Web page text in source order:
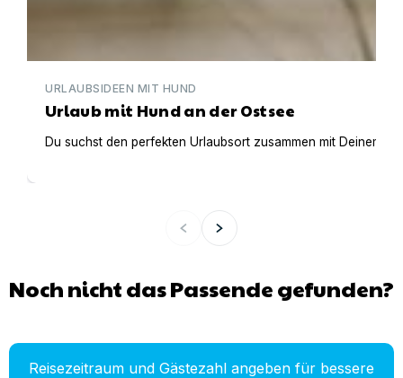
URLAUBSIDEEN MIT HUND
Urlaub mit Hund an der Ostsee
Du suchst den perfekten Urlaubsort zusammen mit Deinem
Noch nicht das Passende gefunden?
Reisezeitraum und Gästezahl angeben für bessere